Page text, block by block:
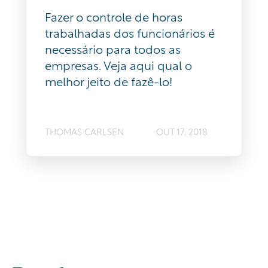
Fazer o controle de horas
trabalhadas dos funcionários é
necessário para todos as
empresas. Veja aqui qual o
melhor jeito de fazê-lo!
THOMAS CARLSEN OUT 17, 2018